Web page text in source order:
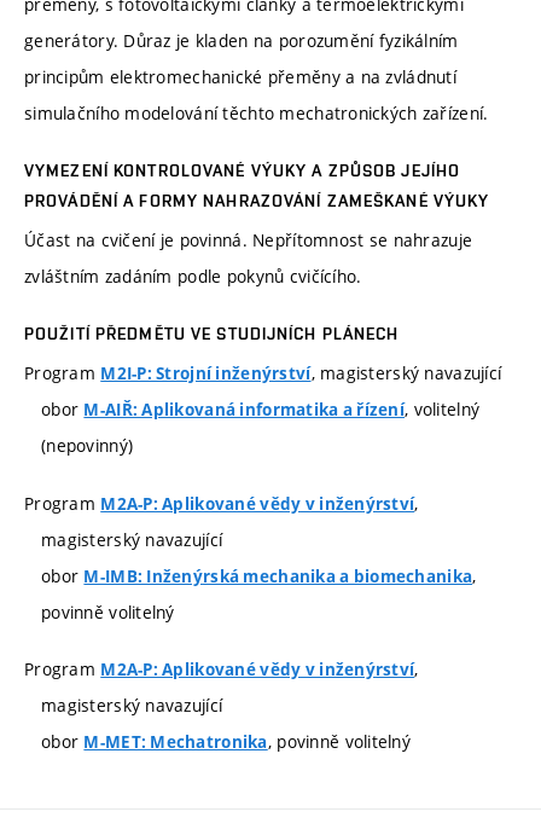
generátory. Důraz je kladen na porozumění fyzikálním
principům elektromechanické přeměny a na zvládnutí
simulačního modelování těchto mechatronických zařízení.
VYMEZENÍ KONTROLOVANÉ VÝUKY A ZPŮSOB JEJÍHO
PROVÁDĚNÍ A FORMY NAHRAZOVÁNÍ ZAMEŠKANÉ VÝUKY
Účast na cvičení je povinná. Nepřítomnost se nahrazuje
zvláštním zadáním podle pokynů cvičícího.
POUŽITÍ PŘEDMĚTU VE STUDIJNÍCH PLÁNECH
Program M2I-P: Strojní inženýrství, magisterský navazující
obor M-AIŘ: Aplikovaná informatika a řízení, volitelný
(nepovinný)
Program M2A-P: Aplikované vědy v inženýrství,
magisterský navazující
obor M-IMB: Inženýrská mechanika a biomechanika,
povinně volitelný
Program M2A-P: Aplikované vědy v inženýrství,
magisterský navazující
obor M-MET: Mechatronika, povinně volitelný